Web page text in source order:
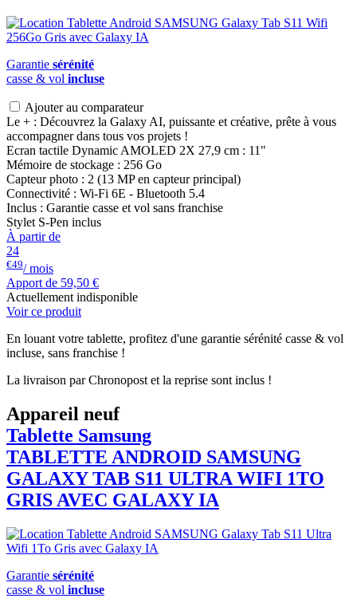
Garantie sérénité
casse & vol incluse
Ajouter au comparateur
Le + : Découvrez la Galaxy AI, puissante et créative, prête à vous
accompagner dans tous vos projets !
Ecran tactile Dynamic AMOLED 2X 27,9 cm : 11"
Mémoire de stockage : 256 Go
Capteur photo : 2 (13 MP en capteur principal)
Connectivité : Wi-Fi 6E - Bluetooth 5.4
Inclus : Garantie casse et vol sans franchise
Stylet S-Pen inclus
À partir de
24
€49/ mois
Apport de 59,50 €
Actuellement indisponible
Voir ce produit
En louant votre tablette, profitez d'une garantie sérénité casse & vol
incluse, sans franchise !
La livraison par Chronopost et la reprise sont inclus !
Appareil neuf
Tablette Samsung
TABLETTE ANDROID SAMSUNG
GALAXY TAB S11 ULTRA WIFI 1TO
GRIS AVEC GALAXY IA
Garantie sérénité
casse & vol incluse